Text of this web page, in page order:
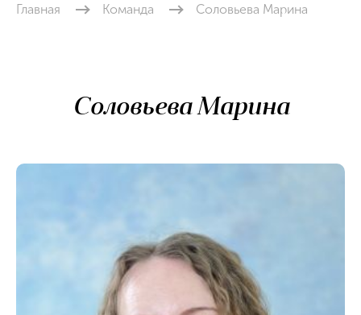
Главная Команда Соловьева Марина
Соловьева Марина